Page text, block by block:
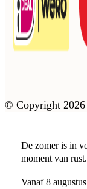
© Copyright 2026
De zomer is in
moment van rust.
Vanaf 8